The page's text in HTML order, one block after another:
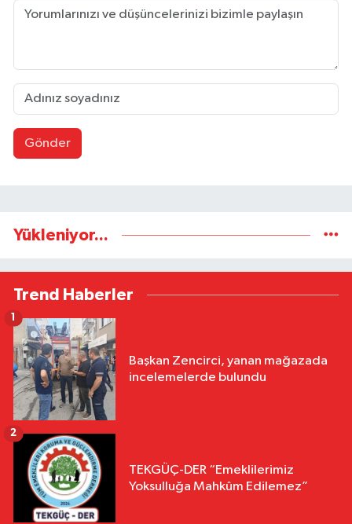
Gönder
Yükleniyor...
Trend Haberler
Başkan Zencirci, yanan mağazada
incelemelerde bulundu
TEKGÜÇ-DER “Emeklilerimiz
Yoksulluğa Mahkûm Edilemez”
2